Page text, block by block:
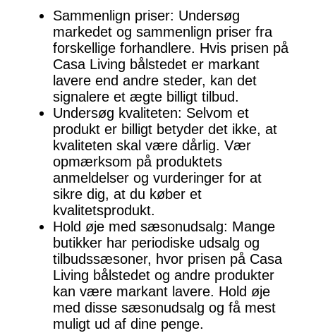
Sammenlign priser: Undersøg
markedet og sammenlign priser fra
forskellige forhandlere. Hvis prisen på
Casa Living bålstedet er markant
lavere end andre steder, kan det
signalere et ægte billigt tilbud.
Undersøg kvaliteten: Selvom et
produkt er billigt betyder det ikke, at
kvaliteten skal være dårlig. Vær
opmærksom på produktets
anmeldelser og vurderinger for at
sikre dig, at du køber et
kvalitetsprodukt.
Hold øje med sæsonudsalg: Mange
butikker har periodiske udsalg og
tilbudssæsoner, hvor prisen på Casa
Living bålstedet og andre produkter
kan være markant lavere. Hold øje
med disse sæsonudsalg og få mest
muligt ud af dine penge.